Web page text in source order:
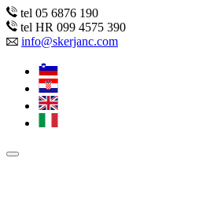
tel 05 6876 190
tel HR 099 4575 390
info@skerjanc.com